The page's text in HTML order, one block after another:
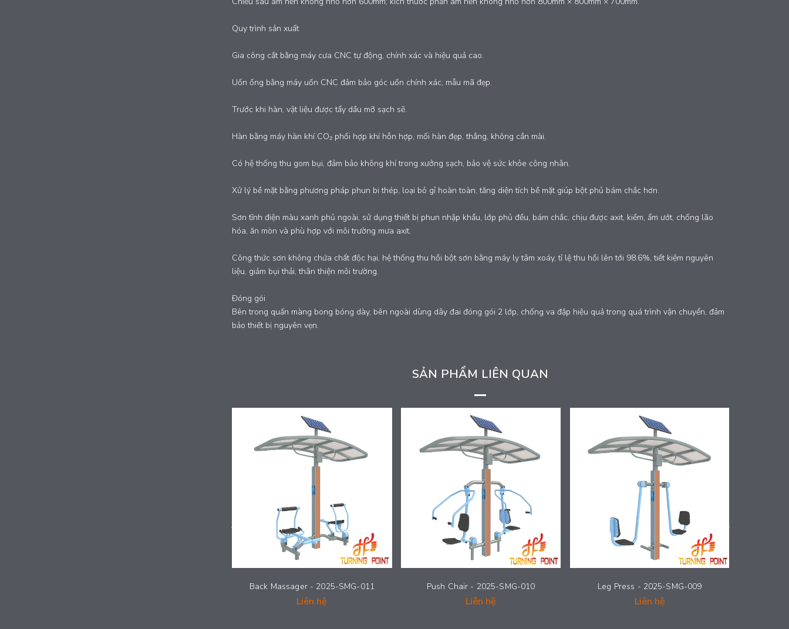
Quy trình sản xuất
Gia công cắt bằng máy cưa CNC tự động, chính xác và hiệu quả cao.
Uốn ống bằng máy uốn CNC đảm bảo góc uốn chính xác, mẫu mã đẹp.
Trước khi hàn, vật liệu được tẩy dầu mỡ sạch sẽ.
Hàn bằng máy hàn khí CO₂ phối hợp khí hỗn hợp, mối hàn đẹp, thẳng, không cần mài.
Có hệ thống thu gom bụi, đảm bảo không khí trong xưởng sạch, bảo vệ sức khỏe công nhân.
Xử lý bề mặt bằng phương pháp phun bi thép, loại bỏ gỉ hoàn toàn, tăng diện tích bề mặt giúp bột phủ bám chắc hơn.
Sơn tĩnh điện màu xanh phủ ngoài, sử dụng thiết bị phun nhập khẩu, lớp phủ đều, bám chắc, chịu được axit, kiềm, ẩm ướt, chống lão
hóa, ăn mòn và phù hợp với môi trường mưa axit.
Công thức sơn không chứa chất độc hại, hệ thống thu hồi bột sơn bằng máy ly tâm xoáy, tỉ lệ thu hồi lên tới 98.6%, tiết kiệm nguyên
liệu, giảm bụi thải, thân thiện môi trường.
Đóng gói
Bên trong quấn màng bong bóng dày, bên ngoài dùng dây đai đóng gói 2 lớp, chống va đập hiệu quả trong quá trình vận chuyển, đảm
bảo thiết bị nguyên vẹn.
SẢN PHẨM LIÊN QUAN
Back Massager - 2025-SMG-011
Liên hệ
Push Chair - 2025-SMG-010
Liên hệ
Leg Press - 2025-SMG-009
Liên hệ